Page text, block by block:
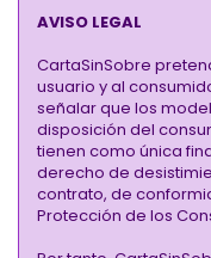
AVISO LEGAL
CartaSinSobre
usuario y al
señalar que los
disposición del
tienen como única
derecho de
contrato, de
Protección de los